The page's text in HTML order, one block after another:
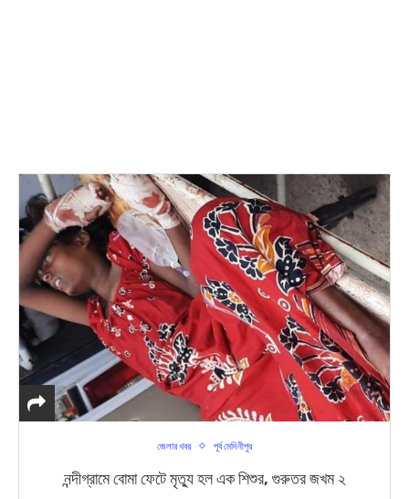
জেলার খবর পূর্ব মেদিনীপুর
নন্দীগ্রামে বোমা ফেটে মৃত্যু হল এক শিশুর, গুরুতর জখম ২